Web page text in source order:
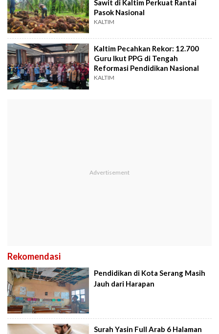
Sawit di Kaltim Perkuat Rantai
Pasok Nasional
KALTIM
Kaltim Pecahkan Rekor: 12.700
Guru Ikut PPG di Tengah
Reformasi Pendidikan Nasional
KALTIM
Rekomendasi
Pendidikan di Kota Serang Masih
Jauh dari Harapan
Surah Yasin Full Arab 6 Halaman